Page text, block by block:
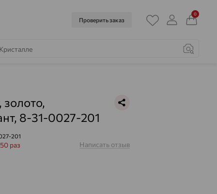
Проверить заказ
0
золото,
8-31-0027-201
201
раз Написать отзыв